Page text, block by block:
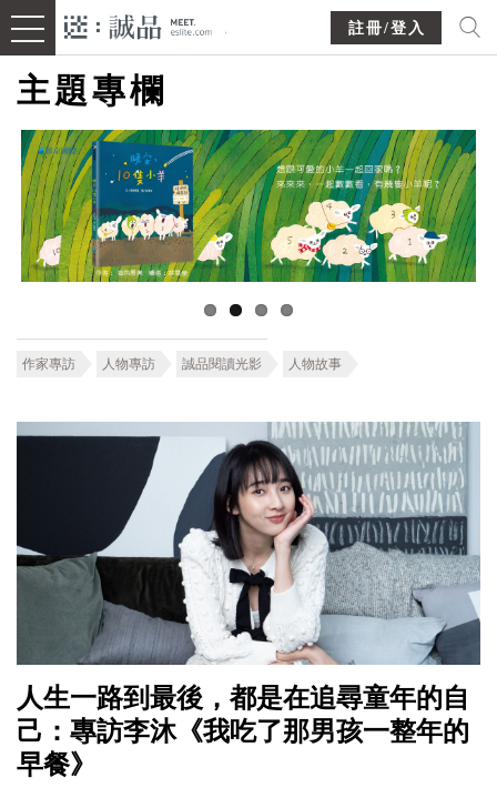
註冊/登入
主題專欄
作家專訪 人物專訪 誠品閱讀光影 人物故事
人生一路到最後，都是在追尋童年的自
己：專訪李沐《我吃了那男孩一整年的
早餐》